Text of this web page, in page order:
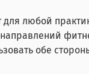
для любой
обе